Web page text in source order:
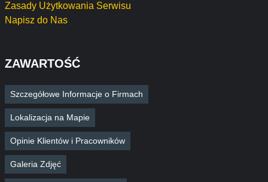
Zasady Użytkowania Serwisu
Napisz do Nas
ZAWARTOŚĆ
Szczegółowe Informacje o Firmach
Lokalizacja na Mapie
Opinie Klientów i Pracowników
Galeria Zdjęć